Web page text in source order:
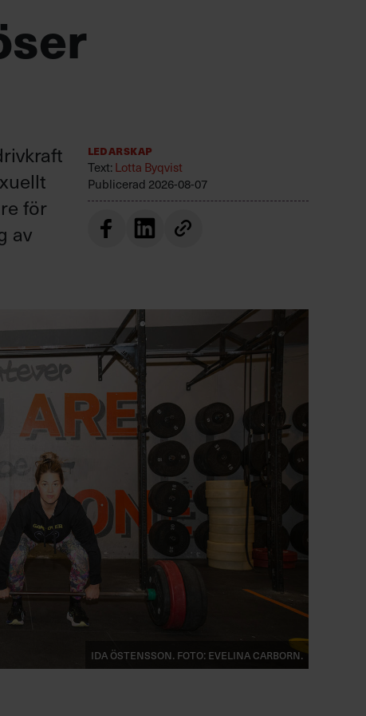
för
av
Ledarskap
Text: Lotta Byqvist
Publicerad 2026-08-07
Ida Östensson. Foto: Evelina Carborn.